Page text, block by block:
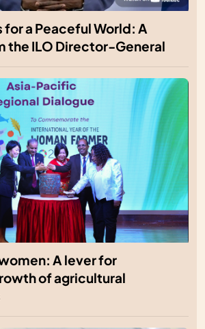
a Peaceful World: A
the ILO Director-General
A lever for
of agricultural